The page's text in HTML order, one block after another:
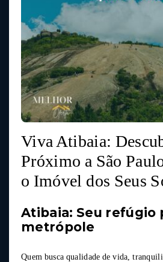
Viva Atibaia:
Próximo a São
o Imóvel dos Seus
Atibaia: Seu refúgio
metrópole
Quem busca qualidade de vida,